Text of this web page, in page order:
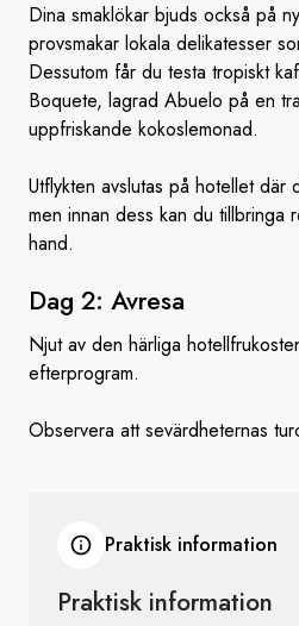
Dina smaklökar bjuds också på
provsmakar lokala delikatesser
Dessutom får du testa tropiskt
Boquete, lagrad Abuelo på en
uppfriskande kokoslemonad.
Utflykten avslutas på hotellet där
men innan dess kan du tillbringa
hand.
Dag 2: Avresa
Njut av den härliga
efterprogram.
Observera att sevärdheternas
Praktisk information
Praktisk information